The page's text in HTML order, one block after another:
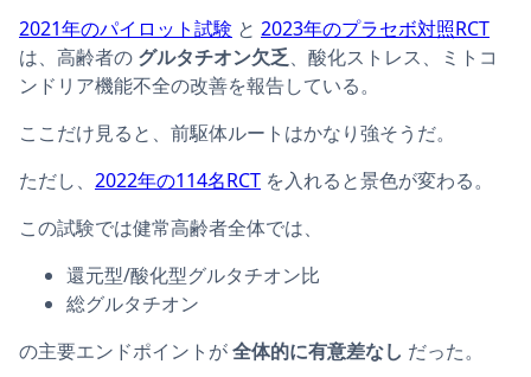
2021年のパイロット試験 と 2023年のプラセボ対照RCT
は、高齢者の グルタチオン欠乏、酸化ストレス、ミトコ
ンドリア機能不全の改善を報告している。
ここだけ見ると、前駆体ルートはかなり強そうだ。
ただし、 2022年の114名RCT を入れると景色が変わる。
この試験では健常高齢者全体では、
還元型/酸化型グルタチオン比
総グルタチオン
の主要エンドポイントが全体的に有意差なし だった。